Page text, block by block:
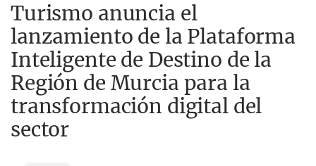
Turismo anuncia el
lanzamiento de la Plataforma
Inteligente de Destino de la
Región de Murcia para la
transformación digital del
sector